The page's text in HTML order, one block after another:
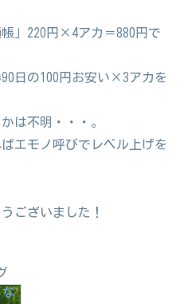
」220円×4アカ＝880円で
日の100円お安い×3アカを
は不明・・・。
エモノ呼びでレベル上げを
ございました！